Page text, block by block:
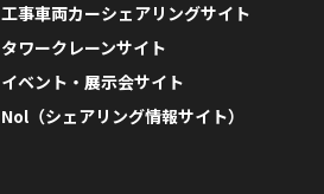
工事車両カーシェアリングサイト
タワークレーンサイト
イベント・展示会サイト
Nol（シェアリング情報サイト）